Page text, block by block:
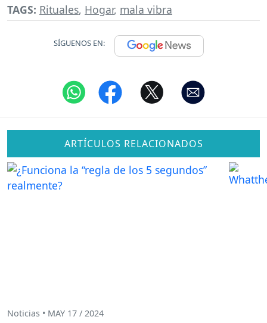
TAGS: Rituales, Hogar, mala vibra
SÍGUENOS EN:
ARTÍCULOS RELACIONADOS
Noticias • MAY 17 / 2024